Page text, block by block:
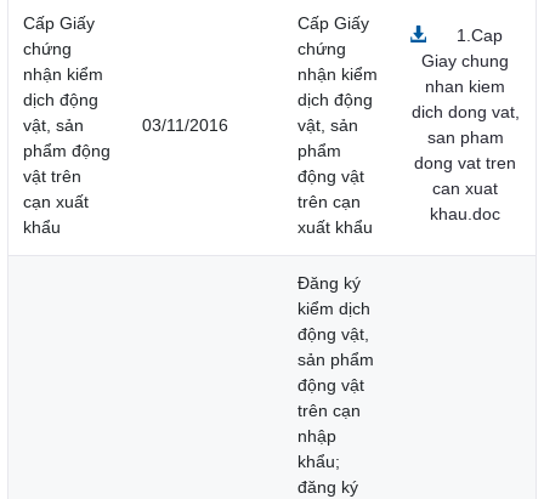
Cấp Giấy
chứng
nhận kiểm
dịch động
vật, sản
phẩm động
vật trên
cạn xuất
khẩu
03/11/2016
Cấp Giấy
chứng
nhận kiểm
dịch động
vật, sản
phẩm
động vật
trên cạn
xuất khẩu
1.Cap
Giay chung
nhan kiem
dich dong vat,
san pham
dong vat tren
can xuat
khau.doc
Đăng ký
kiểm dịch
động vật,
sản phẩm
động vật
trên cạn
nhập
khẩu;
đăng ký